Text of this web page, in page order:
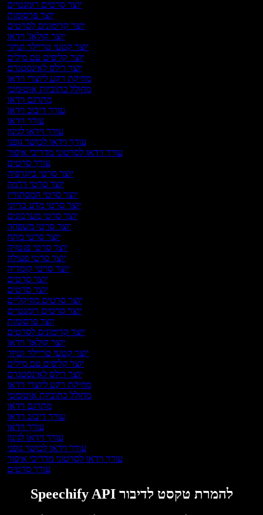
יוצר סרטים רומנטיים
יוצר פרסומות
יוצר קדימונים לסרטים
יוצר קולאז' וידאו
יוצר קטעי טריילר וטיזר
יוצר קליפים עם מילים
יוצר רילס לאינסטגרם
מוזיקת רקע ליוצרי וידאו
מחולל כתוביות אוטומטי
מתרגם וידאו
עורך דיבוב וידאו
עורך וידאו
עורך וידאו לגינון
עורך וידאו לכושר גופני
עורך וידאו לסרטוני מדריכי איפור
עורך סרטים
יוצר סרטי ביוגרפיה
יוצר סרטי דרמה
יוצר סרטי המסתורין
יוצר סרטי מדע בדיוני
יוצר סרטי מערבונים
יוצר סרטי משפחה
יוצר סרטי מתח
יוצר סרטי פנטזיה
יוצר סרטי פעולה
יוצר סרטי קומדיה
יוצר סרטים
יוצר סרטים
יוצר סרטים מוזיקליים
יוצר סרטים רומנטיים
יוצר פרסומות
יוצר קדימונים לסרטים
יוצר קולאז' וידאו
יוצר קטעי טריילר וטיזר
יוצר קליפים עם מילים
יוצר רילס לאינסטגרם
מוזיקת רקע ליוצרי וידאו
מחולל כתוביות אוטומטי
מתרגם וידאו
עורך דיבוב וידאו
עורך וידאו
עורך וידאו לגינון
עורך וידאו לכושר גופני
עורך וידאו לסרטוני מדריכי איפור
עורך סרטים
Speechify API להמרת טקסט לדיבור